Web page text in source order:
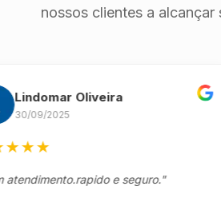
nossos clientes a alcançar
Oliveira
2025
★
e seguro."